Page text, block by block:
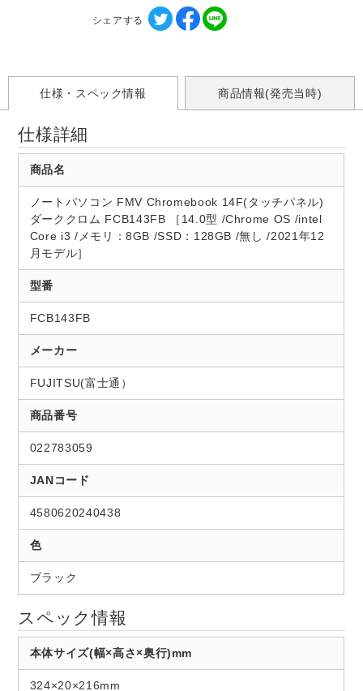
シェアする
仕様・スペック情報 商品情報(発売当時)
仕様詳細
商品名
ノートパソコン FMV Chromebook 14F(タッチパネル)
ダーククロム FCB143FB ［14.0型 /Chrome OS /intel
Core i3 /メモリ：8GB /SSD：128GB /無し /2021年12
月モデル］
型番
FCB143FB
メーカー
FUJITSU(富士通）
商品番号
022783059
JANコード
4580620240438
色
ブラック
スペック情報
本体サイズ(幅×高さ×奥行)mm
324×20×216mm